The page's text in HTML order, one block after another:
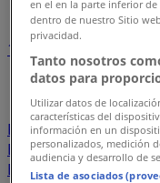
1
26
Davivienda
Rebaja
Banco AV
Banco Itaú
Bancolombia
Ésika
en el en la parte inferior
dentro de nuestro Sitio
privacidad.
Tanto nosotros
datos para
Utilizar datos de
características del
información en un
personalizados, medición
audiencia y desarrollo de
Lista de asociados